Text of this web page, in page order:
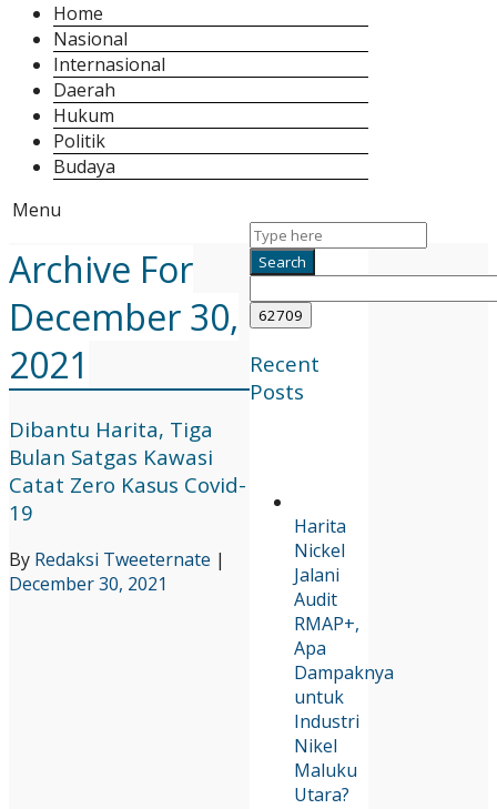
Home
Nasional
Internasional
Daerah
Hukum
Politik
Budaya
Menu
Recent
Posts
Harita
Nickel
Jalani
Audit
RMAP+,
Apa
Dampaknya
untuk
Industri
Nikel
Maluku
Utara?
Archive For
December 30,
2021
Dibantu Harita, Tiga
Bulan Satgas Kawasi
Catat Zero Kasus Covid-
19
By Redaksi Tweeternate |
December 30, 2021